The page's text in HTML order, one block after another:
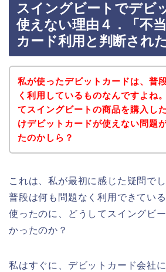
スイングビートでデビ
使えない理由４．「不
カード利用と判断された
私が使ったデビットカードは、普
く利用しているものなんですよね
てスイングビートの商品を購入し
けデビットカードが使えない問題
たのかしら？
これは、私が最初に感じた疑問で
普段は何も問題なく利用できてい
使ったのに、どうしてスイングビ
かったのか？
私はすぐに、デビットカード会社